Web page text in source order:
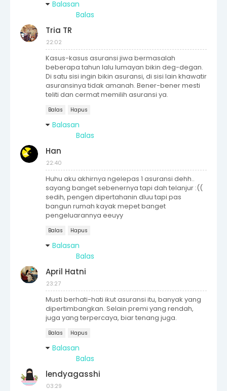
Balasan
Balas
Tria TR
22:02
Kasus-kasus asuransi jiwa bermasalah
beberapa tahun lalu lumayan bikin deg-degan.
Di satu sisi ingin bikin asuransi, di sisi lain khawatir
asuransinya tidak amanah. Bener-bener mesti
teliti dan cermat memilih asuransi ya.
Balas Hapus
Balasan
Balas
Han
22:40
Huhu aku akhirnya ngelepas 1 asuransi dehh..
sayang banget sebenernya tapi dah telanjur :((
sedih, pengen dipertahanin dluu tapi pas
bangun rumah kayak mepet banget
pengeluarannya eeuyy
Balas Hapus
Balasan
Balas
April Hatni
23:27
Musti berhati-hati ikut asuransi itu, banyak yang
dipertimbangkan. Selain premi yang rendah,
juga yang terpercaya, biar tenang juga.
Balas Hapus
Balasan
Balas
lendyagasshi
03:29